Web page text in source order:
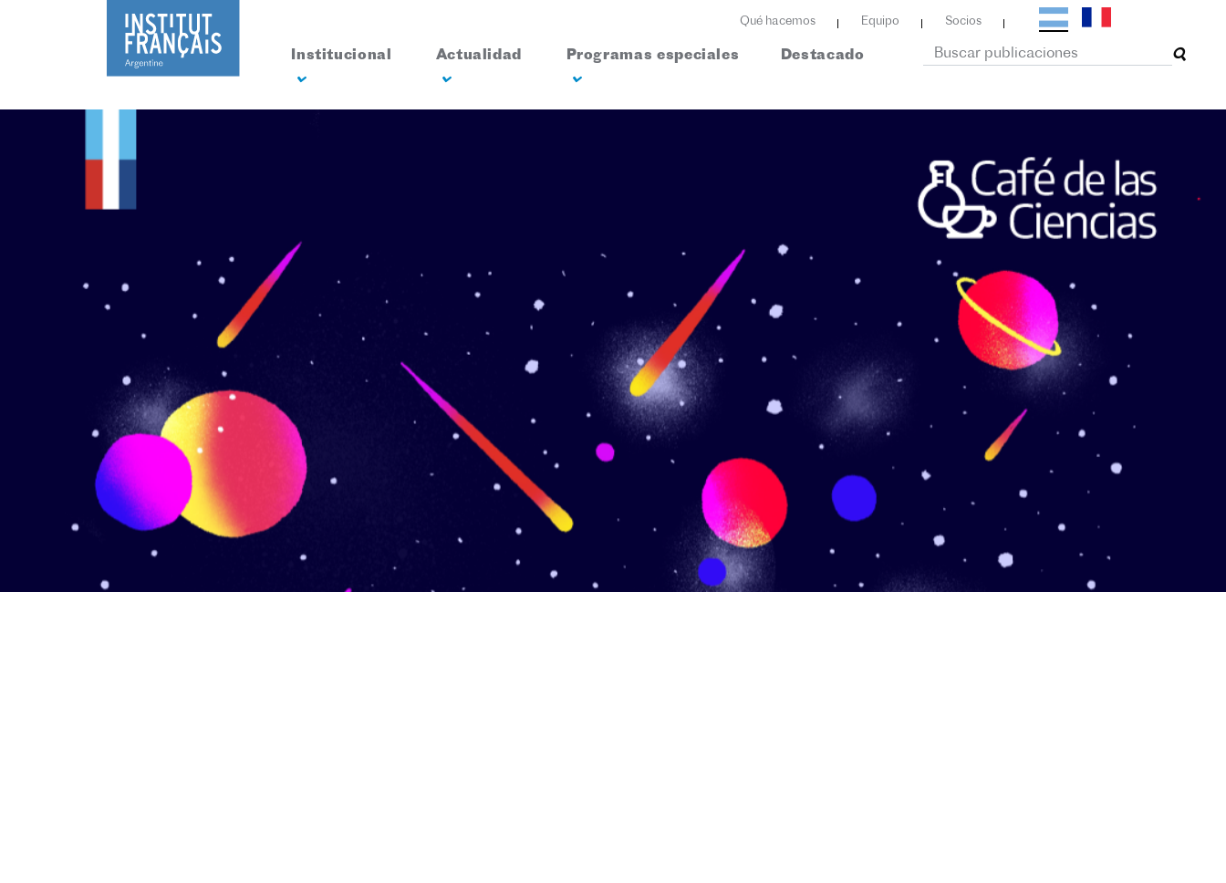
Qué hacemos Equipo Socios
Institucional Actualidad Programas especiales Destacado